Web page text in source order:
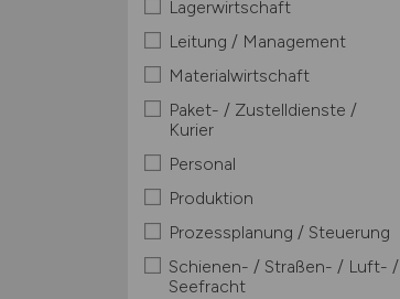
Lagerwirtschaft
Leitung / Management
Materialwirtschaft
Paket- / Zustelldienste /
Kurier
Personal
Produktion
Prozessplanung / Steuerung
Schienen- / Straßen- / Luft- /
Seefracht